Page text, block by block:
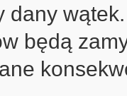
dany
będą